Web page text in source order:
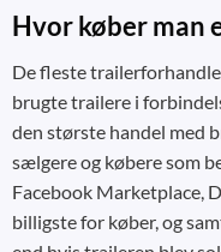
Hvor køber man
De fleste
brugte trailere i
den største handel med
sælgere og købere som
Facebook Marketplace,
billigste for køber, og